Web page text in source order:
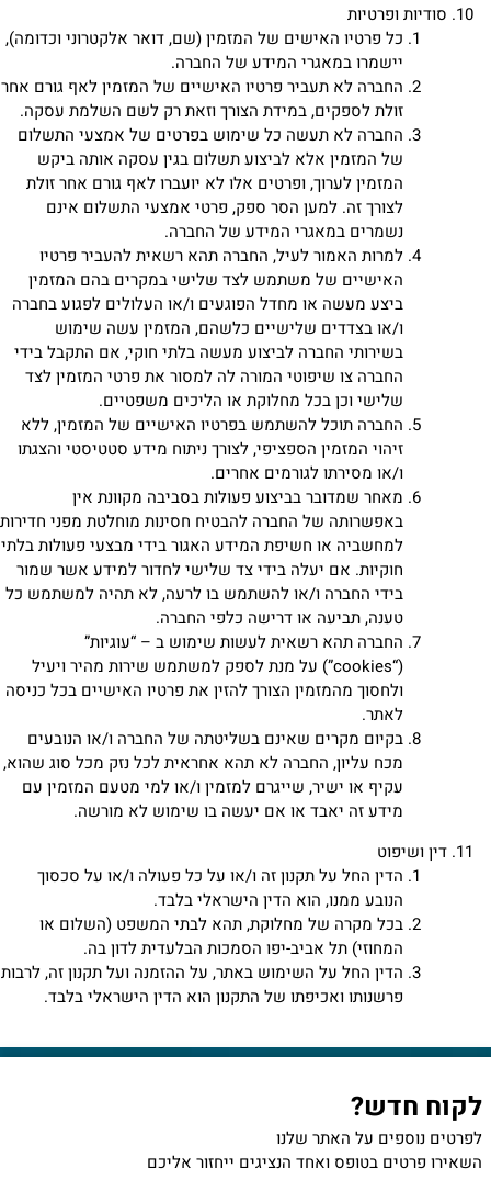
סודיות ופרטיות
כל פרטיו האישים של המזמין (שם, דואר אלקטרוני וכדומה),
יישמרו במאגרי המידע של החברה.
החברה לא תעביר פרטיו האישיים של המזמין לאף גורם אחר
זולת לספקים, במידת הצורך וזאת רק לשם השלמת עסקה.
החברה לא תעשה כל שימוש בפרטים של אמצעי התשלום
של המזמין אלא לביצוע תשלום בגין עסקה אותה ביקש
המזמין לערוך, ופרטים אלו לא יועברו לאף גורם אחר זולת
לצורך זה. למען הסר ספק, פרטי אמצעי התשלום אינם
נשמרים במאגרי המידע של החברה.
למרות האמור לעיל, החברה תהא רשאית להעביר פרטיו
האישיים של משתמש לצד שלישי במקרים בהם המזמין
ביצע מעשה או מחדל הפוגעים ו/או העלולים לפגוע בחברה
ו/או בצדדים שלישיים כלשהם, המזמין עשה שימוש
בשירותי החברה לביצוע מעשה בלתי חוקי, אם התקבל בידי
החברה צו שיפוטי המורה לה למסור את פרטי המזמין לצד
שלישי וכן בכל מחלוקת או הליכים משפטיים.
החברה תוכל להשתמש בפרטיו האישיים של המזמין, ללא
זיהוי המזמין הספציפי, לצורך ניתוח מידע סטטיסטי והצגתו
ו/או מסירתו לגורמים אחרים.
מאחר שמדובר בביצוע פעולות בסביבה מקוונת אין
באפשרותה של החברה להבטיח חסינות מוחלטת מפני חדירות
למחשביה או חשיפת המידע האגור בידי מבצעי פעולות בלתי
חוקיות. אם יעלה בידי צד שלישי לחדור למידע אשר שמור
בידי החברה ו/או להשתמש בו לרעה, לא תהיה למשתמש כל
טענה, תביעה או דרישה כלפי החברה.
החברה תהא רשאית לעשות שימוש ב – “עוגיות”
(“cookies”) על מנת לספק למשתמש שירות מהיר ויעיל
ולחסוך מהמזמין הצורך להזין את פרטיו האישיים בכל כניסה
לאתר.
בקיום מקרים שאינם בשליטתה של החברה ו/או הנובעים
מכח עליון, החברה לא תהא אחראית לכל נזק מכל סוג שהוא,
עקיף או ישיר, שייגרם למזמין ו/או למי מטעם המזמין עם
מידע זה יאבד או אם יעשה בו שימוש לא מורשה.
דין ושיפוט
הדין החל על תקנון זה ו/או על כל פעולה ו/או על סכסוך
הנובע ממנו, הוא הדין הישראלי בלבד.
בכל מקרה של מחלוקת, תהא לבתי המשפט (השלום או
המחוזי) תל אביב-יפו הסמכות הבלעדית לדון בה.
הדין החל על השימוש באתר, על ההזמנה ועל תקנון זה, לרבות
פרשנותו ואכיפתו של התקנון הוא הדין הישראלי בלבד.
לקוח חדש?
לפרטים נוספים על האתר שלנו
השאירו פרטים בטופס ואחד הנציגים ייחזור אליכם